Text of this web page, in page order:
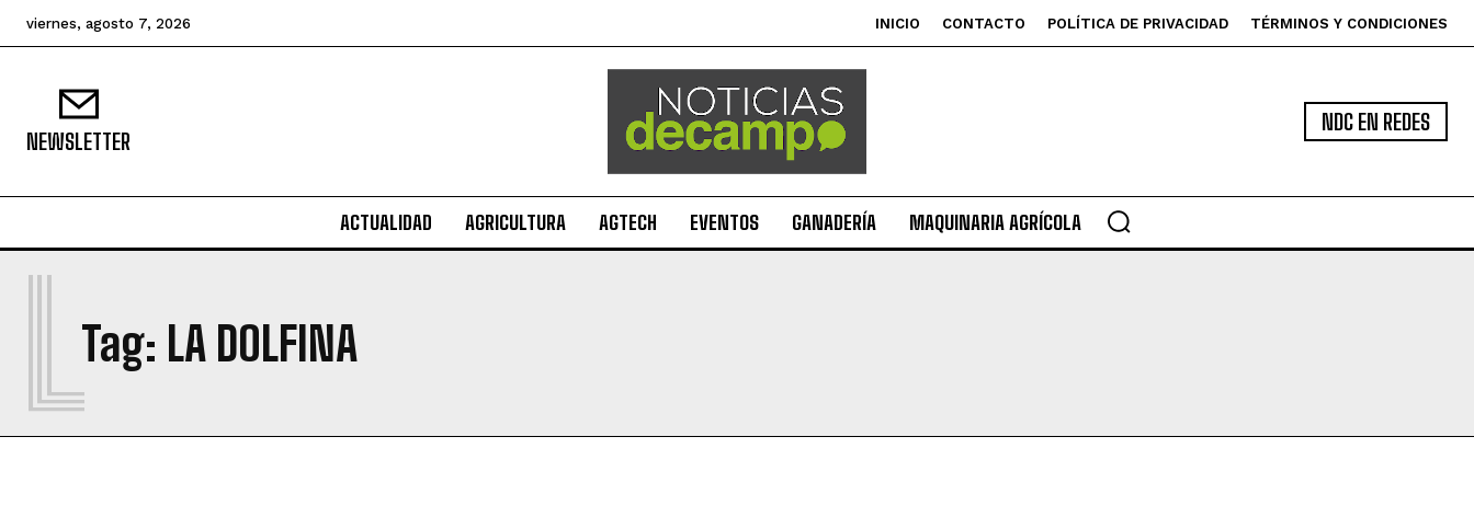
viernes, agosto 7, 2026 INICIO CONTACTO POLÍTICA DE PRIVACIDAD TÉRMINOS Y CONDICIONES
NEWSLETTER
NDC EN REDES
ACTUALIDAD AGRICULTURA AGTECH EVENTOS GANADERÍA MAQUINARIA AGRÍCOLA
Tag: LA DOLFINA
L